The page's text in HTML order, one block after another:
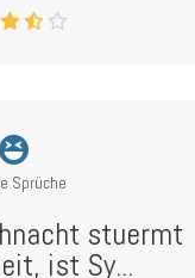
Sprüche
stuermt
ist Sy...